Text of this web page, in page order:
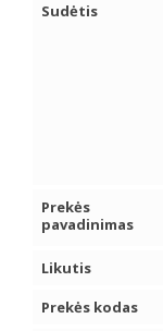
Sudėtis
Prekės
pavadinimas
Likutis
Prekės kodas